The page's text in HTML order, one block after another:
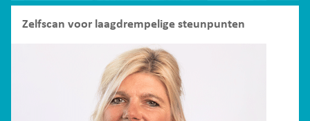
Zelfscan voor laagdrempelige steunpunten